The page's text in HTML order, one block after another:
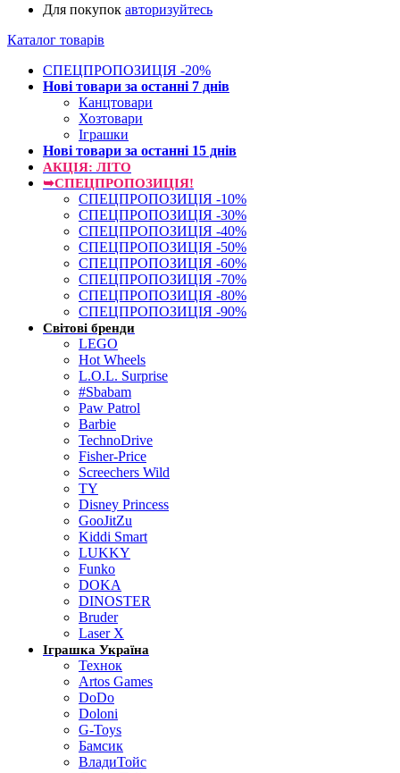
Для покупок авторизуйтесь
Каталог товарів
СПЕЦПРОПОЗИЦІЯ -20%
Нові товари за останнi 7 днiв
Канцтовари
Хозтовари
Іграшки
Нові товари за останнi 15 днiв
АКЦІЯ: ЛІТО
➥СПЕЦПРОПОЗИЦІЯ!
СПЕЦПРОПОЗИЦІЯ -10%
СПЕЦПРОПОЗИЦІЯ -30%
СПЕЦПРОПОЗИЦІЯ -40%
СПЕЦПРОПОЗИЦІЯ -50%
СПЕЦПРОПОЗИЦІЯ -60%
СПЕЦПРОПОЗИЦІЯ -70%
СПЕЦПРОПОЗИЦІЯ -80%
СПЕЦПРОПОЗИЦІЯ -90%
Світові бренди
LEGO
Hot Wheels
L.O.L. Surprise
#Sbabam
Paw Patrol
Barbie
TechnoDrive
Fisher-Price
Screechers Wild
TY
Disney Princess
GooJitZu
Kiddi Smart
LUKKY
Funko
DOKA
DINOSTER
Bruder
Laser X
Іграшка Україна
Технок
Artos Games
DoDo
Doloni
G-Toys
Бамсик
ВладиТойс